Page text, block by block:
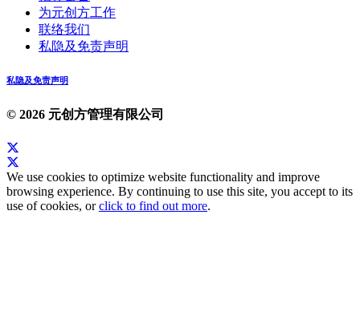
为元创方工作
联络我们
私隐及免责声明
私隐及免责声明
© 2026 元创方管理有限公司
We use cookies to optimize website functionality and improve
browsing experience. By continuing to use this site, you accept to its
use of cookies, orclick to find out more.